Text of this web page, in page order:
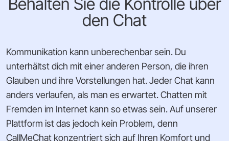
den Chat
Kommunikation kann unberechenbar sein. Du
unterhältst dich mit einer anderen Person, die ihren
Glauben und ihre Vorstellungen hat. Jeder Chat kann
anders verlaufen, als man es erwartet. Chatten mit
Fremden im Internet kann so etwas sein. Auf unserer
Plattform ist das jedoch kein Problem, denn
CallMeChat konzentriert sich auf Ihren Komfort und